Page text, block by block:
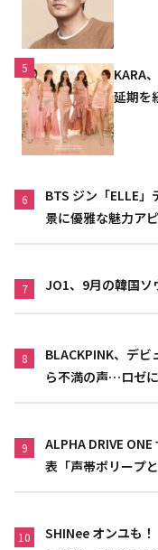
5
KARA
延期を
6
BTS ジン「ELLE
景に優雅な魅力ア
7 JO1、9月の韓国
8
BLACKPINK、デ
ら不満の声…ロゼ
9
ALPHA DRIVE
表「声帯ポリープ
10
SHINee オンユも